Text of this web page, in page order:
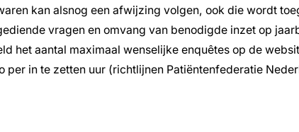
kan alsnog een afwijzing volgen, ook die wordt
vragen en omvang van benodigde inzet op
het aantal maximaal wenselijke enquêtes op de
per in te zetten uur (richtlijnen Patiëntenfederatie